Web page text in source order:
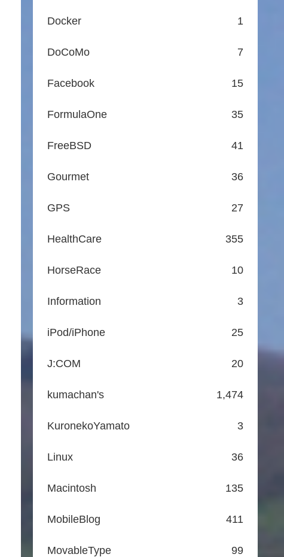
Docker 1
DoCoMo 7
Facebook 15
FormulaOne 35
FreeBSD 41
Gourmet 36
GPS 27
HealthCare 355
HorseRace 10
Information 3
iPod/iPhone 25
J:COM 20
kumachan's 1,474
KuronekoYamato 3
Linux 36
Macintosh 135
MobileBlog 411
MovableType 99